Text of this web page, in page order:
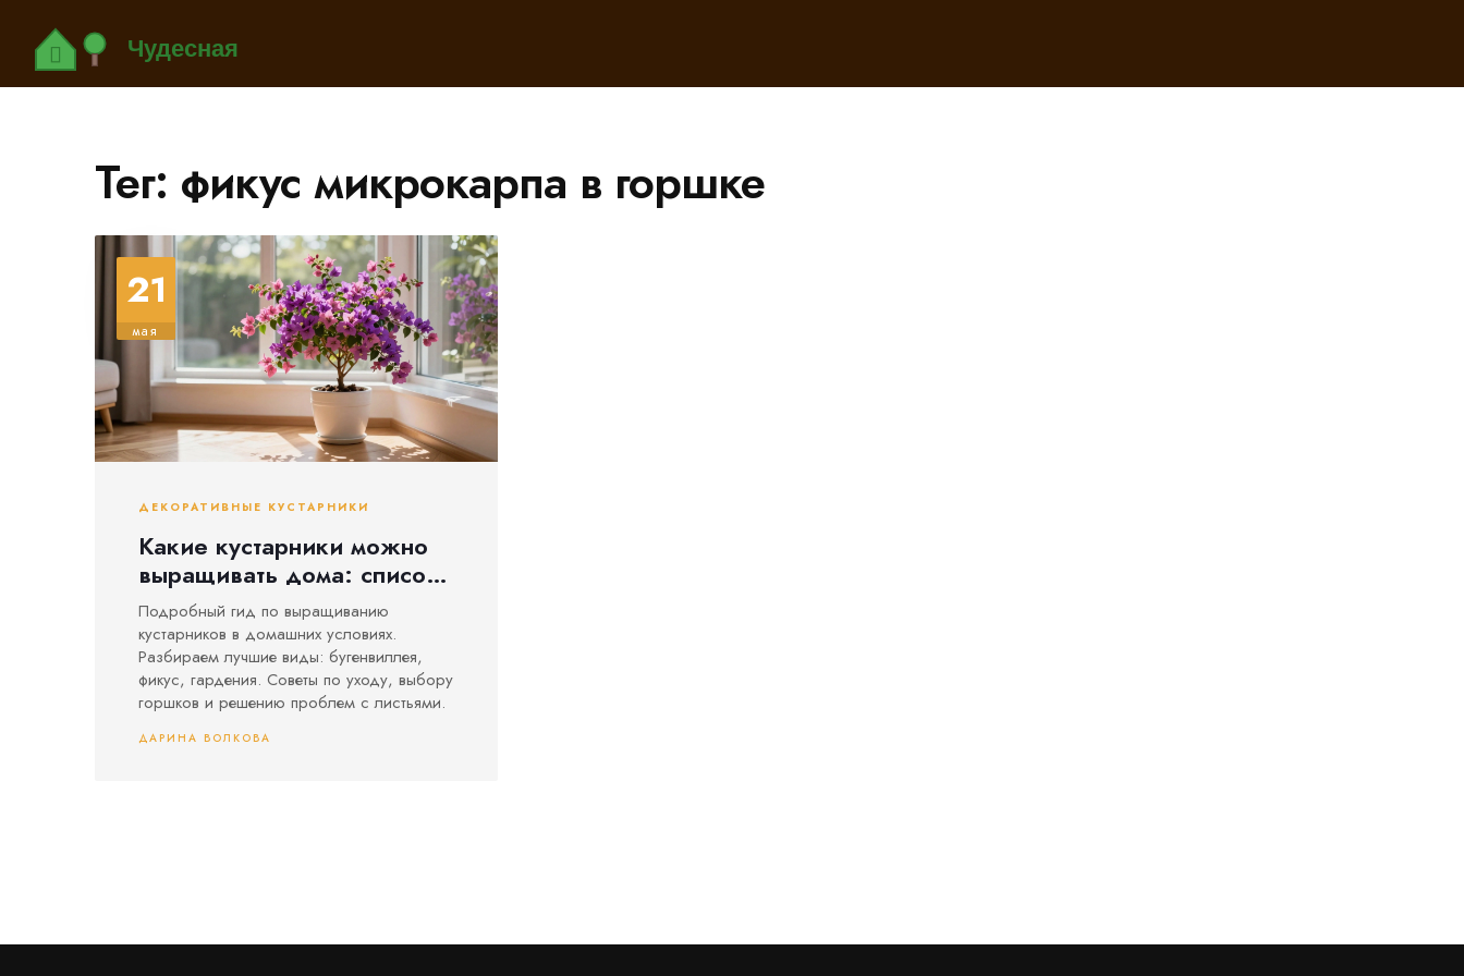
Тег: фикус микрокарпа в горшке
21
мая
ДЕКОРАТИВНЫЕ КУСТАРНИКИ
Какие кустарники можно
выращивать дома: список
лучших видов и правила
ухода
Подробный гид по выращиванию
кустарников в домашних условиях.
Разбираем лучшие виды: бугенвиллея,
фикус, гардения. Советы по уходу, выбору
горшков и решению проблем с листьями.
ДАРИНА ВОЛКОВА